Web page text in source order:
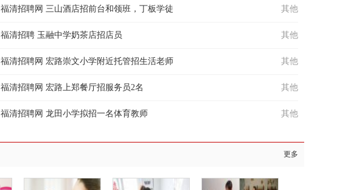
福清招聘网 三山酒店招前台和领班，丁板学徒 其他
福清招聘 玉融中学奶茶店招店员 其他
福清招聘网 宏路崇文小学附近托管招生活老师 其他
福清招聘网 宏路上郑餐厅招服务员2名 其他
福清招聘网 龙田小学拟招一名体育教师 其他
更多